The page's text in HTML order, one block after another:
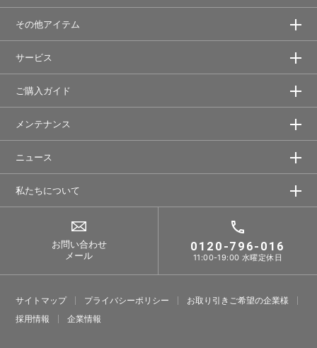
その他アイテム
サービス
ご購入ガイド
メンテナンス
ニュース
私たちについて
お問い合わせ
メール
0120-796-016
11:00-19:00 水曜定休日
サイトマップ プライバシーポリシー
お取り引きご希望の企業様
採⽤情報
企業情報